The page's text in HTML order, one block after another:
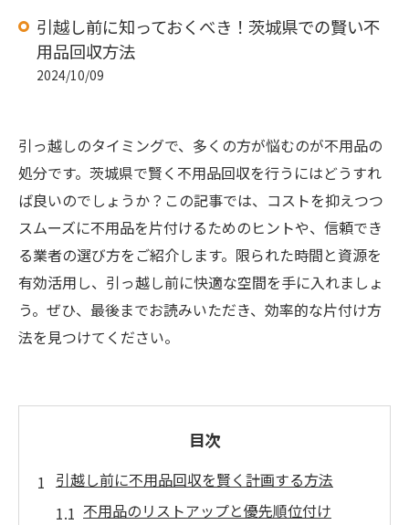
引越し前に知っておくべき！茨城県での賢い不
用品回収方法
2024/10/09
引っ越しのタイミングで、多くの方が悩むのが不用品の
処分です。茨城県で賢く不用品回収を行うにはどうすれ
ば良いのでしょうか？この記事では、コストを抑えつつ
スムーズに不用品を片付けるためのヒントや、信頼でき
る業者の選び方をご紹介します。限られた時間と資源を
有効活用し、引っ越し前に快適な空間を手に入れましょ
う。ぜひ、最後までお読みいただき、効率的な片付け方
法を見つけてください。
目次
引越し前に不用品回収を賢く計画する方法
不用品のリストアップと優先順位付け